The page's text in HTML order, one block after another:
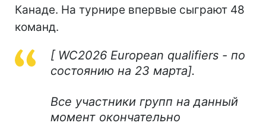
Канаде. На турнире впервые сыграют 48
команд.
[ WC2026 European qualifiers - по
состоянию на 23 марта].
Все участники групп на данный
момент окончательно